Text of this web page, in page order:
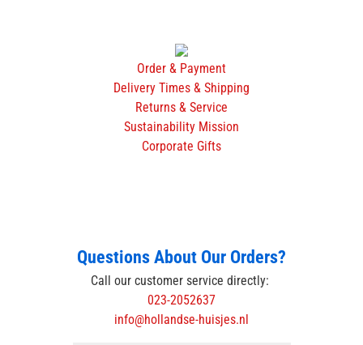
Order & Payment
Delivery Times & Shipping
Returns & Service
Sustainability Mission
Corporate Gifts
Questions About Our Orders?
Call our customer service directly:
023-2052637
info@hollandse-huisjes.nl